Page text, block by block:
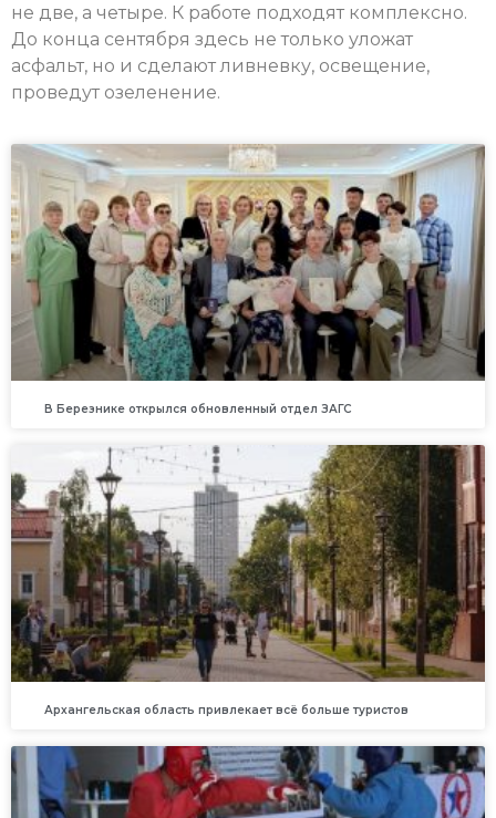
не две, а четыре. К работе подходят комплексно.
До конца сентября здесь не только уложат
асфальт, но и сделают ливневку, освещение,
проведут озеленение.
В Березнике открылся обновленный отдел ЗАГС
Архангельская область привлекает всё больше туристов